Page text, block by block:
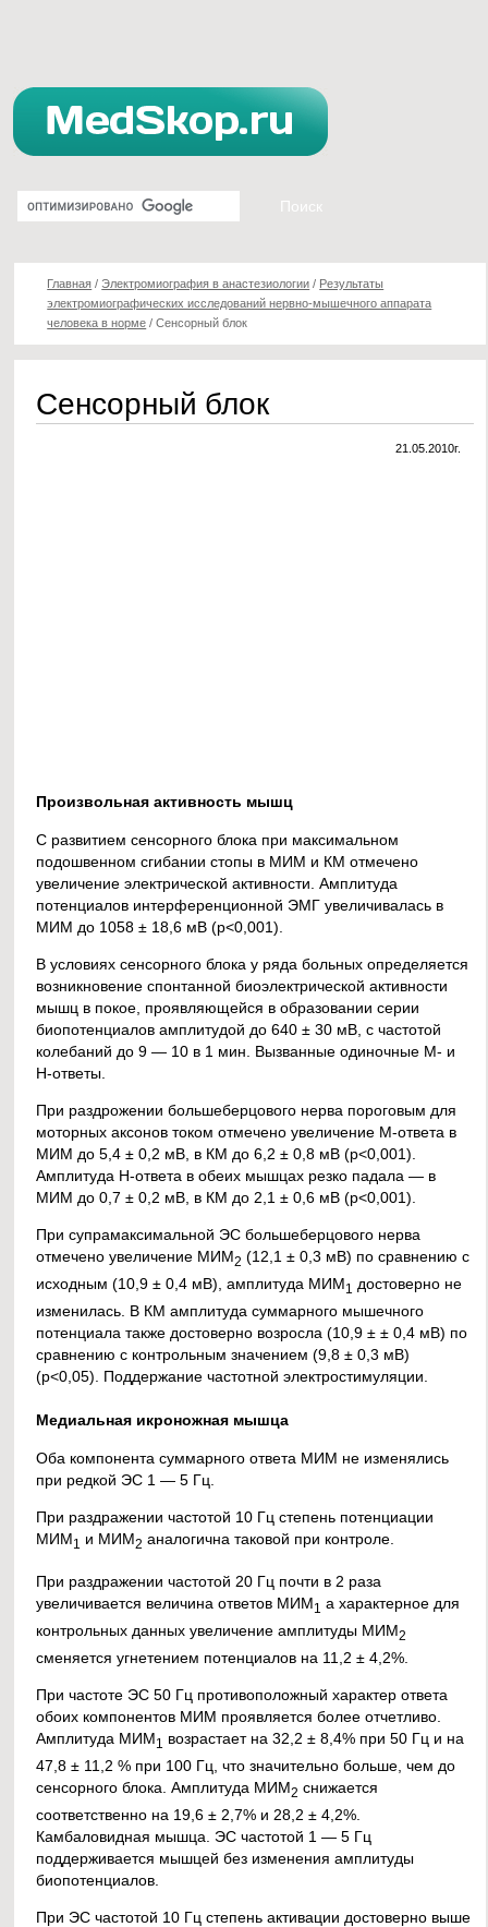
Главная /Электромиография в анастезиологии / Результаты
электромиографических исследований нервно-мышечного аппарата
человека в норме /Сенсорный блок
Сенсорный блок
21.05.2010г.
Произвольная активность мышц
С развитием сенсорного блока при максимальном
подошвенном сгибании стопы в МИМ и КМ отмечено
увеличение электрической активности. Амплитуда
потенциалов интерференционной ЭМГ увеличивалась в
МИМ до 1058 ± 18,6 мВ (р<0,001).
В условиях сенсорного блока у ряда больных определяется
возникновение спонтанной биоэлектрической активности
мышц в покое, проявляющейся в образовании серии
биопотенциалов амплитудой до 640 ± 30 мВ, с частотой
колебаний до 9 — 10 в 1 мин. Вызванные одиночные М- и
Н-ответы.
При раздрожении большеберцового нерва пороговым для
моторных аксонов током отмечено увеличение М-ответа в
МИМ до 5,4 ± 0,2 мВ, в КМ до 6,2 ± 0,8 мВ (р<0,001).
Амплитуда Н-ответа в обеих мышцах резко падала — в
МИМ до 0,7 ± 0,2 мВ, в КМ до 2,1 ± 0,6 мВ (р<0,001).
При супрамаксимальной ЭС большеберцового нерва
отмечено увеличение МИМ2 (12,1 ± 0,3 мВ) по сравнению с
исходным (10,9 ± 0,4 мВ), амплитуда МИМ1 достоверно не
изменилась. В КМ амплитуда суммарного мышечного
потенциала также достоверно возросла (10,9 ± ± 0,4 мВ) по
сравнению с контрольным значением (9,8 ± 0,3 мВ)
(р<0,05). Поддержание частотной электростимуляции.
Медиальная икроножная мышца
Оба компонента суммарного ответа МИМ не изменялись
при редкой ЭС 1 — 5 Гц.
При раздражении частотой 10 Гц степень потенциации
МИМ1 и МИМ2 аналогична таковой при контроле.
При раздражении частотой 20 Гц почти в 2 раза
увеличивается величина ответов МИМ1 а характерное для
контрольных данных увеличение амплитуды МИМ2
сменяется угнетением потенциалов на 11,2 ± 4,2%.
При частоте ЭС 50 Гц противоположный характер ответа
обоих компонентов МИМ проявляется более отчетливо.
Амплитуда МИМ1 возрастает на 32,2 ± 8,4% при 50 Гц и на
47,8 ± 11,2 % при 100 Гц, что значительно больше, чем до
сенсорного блока. Амплитуда МИМ2 снижается
соответственно на 19,6 ± 2,7% и 28,2 ± 4,2%.
Камбаловидная мышца. ЭС частотой 1 — 5 Гц
поддерживается мышцей без изменения амплитуды
биопотенциалов.
При ЭС частотой 10 Гц степень активации достоверно выше